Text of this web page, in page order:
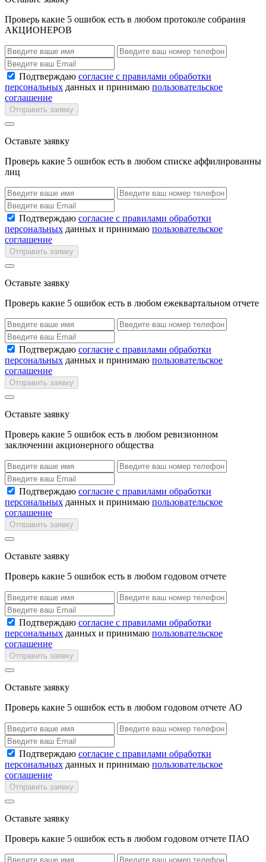
Проверь какие 5 ошибок есть в любом протоколе собрания
АКЦИОНЕРОВ
Подтверждаю согласие с правилами обработки
персональных данных и принимаю пользовательское
соглашение
Отправить заявку
Оставьте заявку
Проверь какие 5 ошибок есть в любом списке аффилированны
лиц
Подтверждаю согласие с правилами обработки
персональных данных и принимаю пользовательское
соглашение
Отправить заявку
Оставьте заявку
Проверь какие 5 ошибок есть в любом ежеквартальном отчете
Подтверждаю согласие с правилами обработки
персональных данных и принимаю пользовательское
соглашение
Отправить заявку
Оставьте заявку
Проверь какие 5 ошибок есть в любом ревизионном
заключении акционерного общества
Подтверждаю согласие с правилами обработки
персональных данных и принимаю пользовательское
соглашение
Отправить заявку
Оставьте заявку
Проверь какие 5 ошибок есть в любом годовом отчете
Подтверждаю согласие с правилами обработки
персональных данных и принимаю пользовательское
соглашение
Отправить заявку
Оставьте заявку
Проверь какие 5 ошибок есть в любом годовом отчете АО
Подтверждаю согласие с правилами обработки
персональных данных и принимаю пользовательское
соглашение
Отправить заявку
Оставьте заявку
Проверь какие 5 ошибок есть в любом годовом отчете ПАО